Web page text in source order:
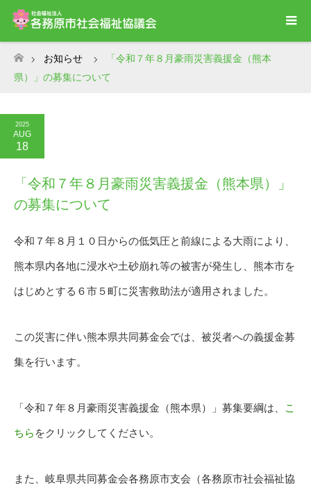
ホーム
お知らせ
「令和７年８月豪雨災害義援金（熊本
県）」の募集について
2025
AUG
18
「令和７年８月豪雨災害義援金（熊本県）」
の募集について
令和７年８月１０日からの低気圧と前線による大雨により、
熊本県内各地に浸水や土砂崩れ等の被害が発生し、熊本市を
はじめとする６市５町に災害救助法が適用されました。
この災害に伴い熊本県共同募金会では、被災者への義援金募
集を行います。
「令和７年８月豪雨災害義援金（熊本県）」募集要綱は、 こ
ちら をクリックしてください。
また、岐阜県共同募金会各務原市支会（各務原市社会福祉協